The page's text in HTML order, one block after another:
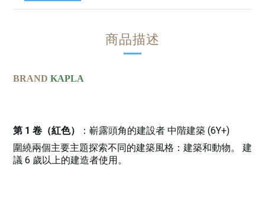
商品描述
BRAND KAPLA
第 1 卷（紅色）
：嶄露頭角的建設者 中階建築 (6Y+)
圍繞兩個主要主題探索不同的建築風格：建築和動物。 建
議 6 歲以上的建造者使用。